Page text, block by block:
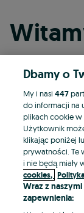
Dbamy o
My i nasi447
do informacji na
plikach cookie w
Użytkownik
klikając poniżej
prywatności. Te
i nie będą miały
cookies,
Wraz z
zapewnienia: